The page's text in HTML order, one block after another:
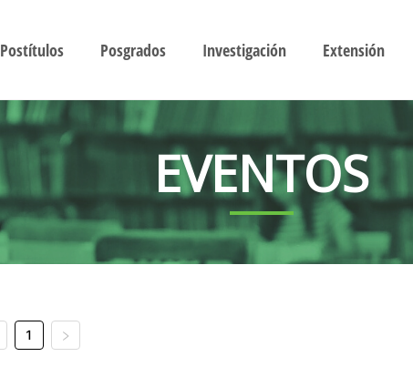
Postítulos Posgrados Investigación Extensión
EVENTOS
1